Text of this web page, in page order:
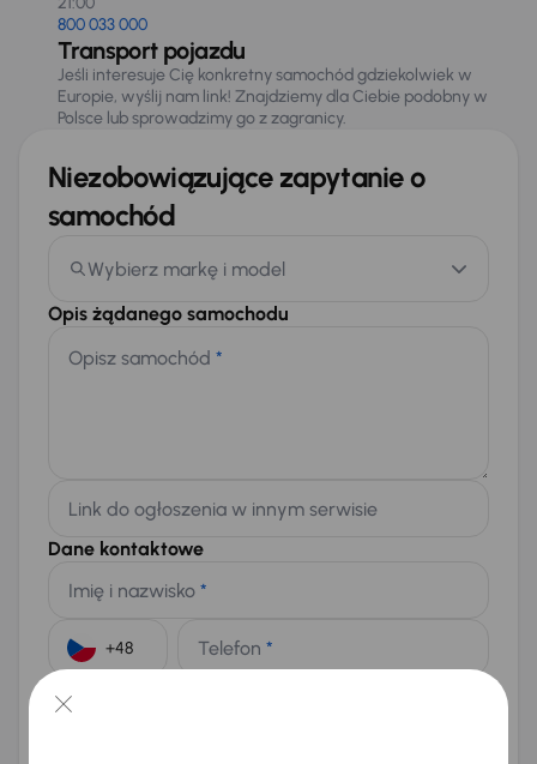
800 033 000
Transport pojazdu
Jeśli interesuje Cię konkretny samochód gdziekolwiek w
Europie, wyślij nam link! Znajdziemy dla Ciebie podobny w
Polsce lub sprowadzimy go z zagranicy.
Niezobowiązujące zapytanie o
samochód
Wybierz markę i model
Opis żądanego samochodu
Opisz samochód *
Link do ogłoszenia w innym serwisie
Dane kontaktowe
Imię i nazwisko *
Telefon *
E-mail